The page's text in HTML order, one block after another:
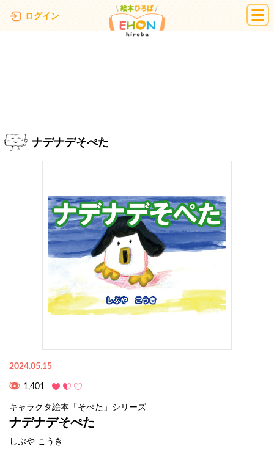
ログイン 絵本ひろば
ナデナデそぺた
2024.05.15
1,401
キャラクタ絵本「そぺた」シリーズ
ナデナデそぺた
しぶや こうき